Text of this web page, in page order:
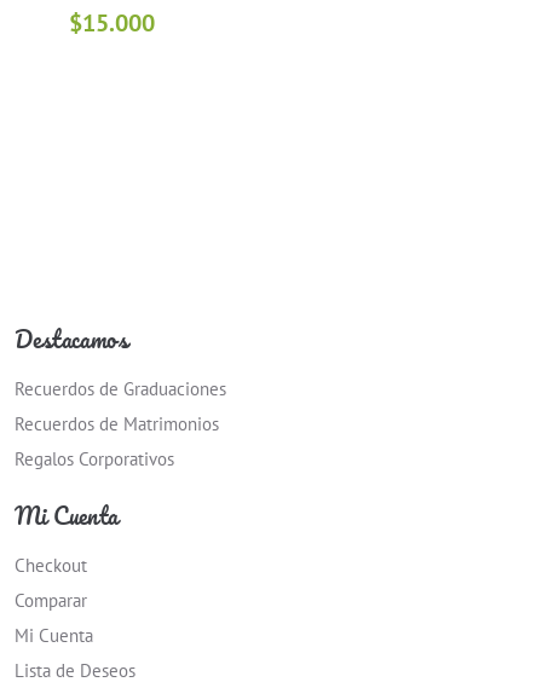
$15.000
Destacamos
Recuerdos de Graduaciones
Recuerdos de Matrimonios
Regalos Corporativos
Mi Cuenta
Checkout
Comparar
Mi Cuenta
Lista de Deseos